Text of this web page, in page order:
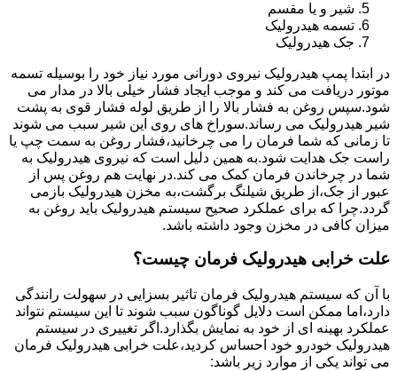
شیر و یا مقسم
تسمه هیدرولیک
جک هیدرولیک
در ابتدا پمپ هیدرولیک نیروی دورانی مورد نیاز خود را بوسیله تسمه
موتور دریافت می کند و موجب ایجاد فشار خیلی بالا در مدار می
شود.سپس روغن به فشار بالا را از طریق لوله فشار قوی به پشت
شیر هیدرولیک می رساند.سوراخ های روی این شیر سبب می شوند
تا زمانی که شما فرمان را می چرخانید،فشار روغن به سمت چپ یا
راست جک هدایت شود.به همین دلیل است که نیروی هیدرولیک به
شما در چرخاندن فرمان کمک می کند.در نهایت هم روغن پس از
عبور از جک،از طریق شیلنگ برگشت،به مخزن هیدرولیک بازمی
گردد.چرا که برای عملکرد صحیح سیستم هیدرولیک باید روغن به
میزان کافی در مخزن وجود داشته باشد.
علت خرابی هیدرولیک فرمان چیست؟
با آن که سیستم هیدرولیک فرمان تاثیر بسزایی در سهولت رانندگی
دارد،اما ممکن است دلایل گوناگون سبب شوند تا این سیستم نتواند
عملکرد بهینه ای از خود به نمایش بگذارد.اگر تغییری در سیستم
هیدرولیک خودرو خود احساس کردید،علت خرابی هیدرولیک فرمان
می تواند یکی از موارد زیر باشد: